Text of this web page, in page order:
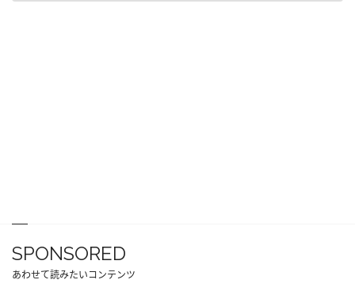
SPONSORED
あわせて読みたいコンテンツ